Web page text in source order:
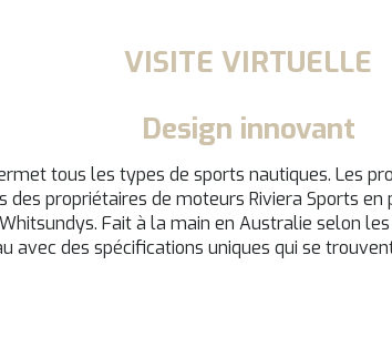
VISITE VIRTUELLE
Design innovant
tous les types de sports nautiques. Les
propriétaires de moteurs Riviera Sports
Fait à la main en Australie selon
avec des spécifications uniques qui se